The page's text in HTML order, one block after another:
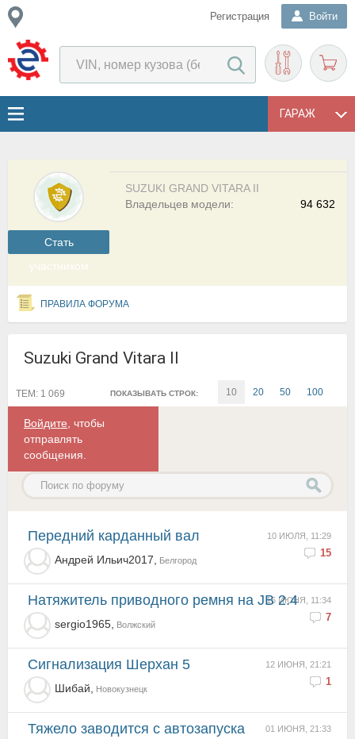
Регистрация Войти
ГАРАЖ
Cтать
участником
SUZUKI GRAND VITARA II
94 632
Владельцев модели:
ПРАВИЛА ФОРУМА
Suzuki Grand Vitara II
ПОКАЗЫВАТЬ СТРОК: 10 20 50 100
ТЕМ: 1 069
Войдите , чтобы
отправлять
сообщения.
10 ИЮЛЯ, 11:29
15
Передний карданный вал
Андрей Ильич2017, Белгород
16 ИЮНЯ, 11:34
7
Натяжитель приводного ремня на JB 2.4
sergio1965, Волжский
12 ИЮНЯ, 21:21
1
Сигнализация Шерхан 5
Шибай, Новокузнецк
01 ИЮНЯ, 21:33
Тяжело заводится с автозапуска